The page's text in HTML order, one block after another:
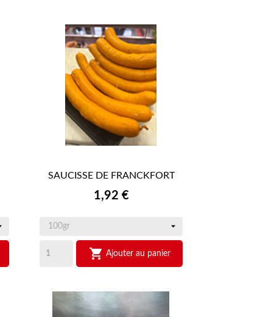
APERÇU RAPIDE
SAUCISSE DE FRANCKFORT
Prix
1,92 €
 Ajouter au panier